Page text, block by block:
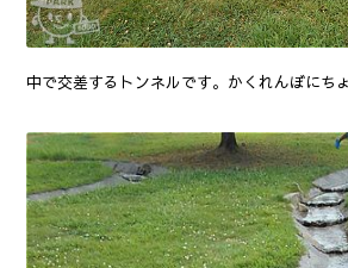
中で交差するトンネルです。かくれんぼにち